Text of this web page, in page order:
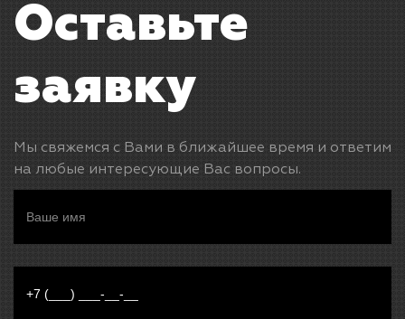
Оставьте
заявку
Мы свяжемся с Вами в ближайшее время и ответим
на любые интересующие Вас вопросы.